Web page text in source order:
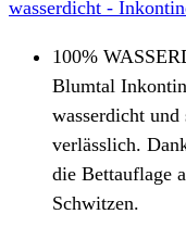
wasserdicht -
100%
Blumtal
wasserdicht
verlässlich.
die Bettauflage
Schwitzen.